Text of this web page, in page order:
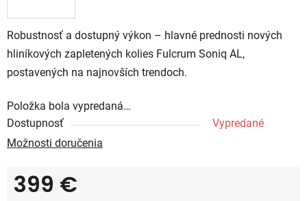
Robustnosť a dostupný výkon – hlavné prednosti nových
hliníkových zapletených kolies Fulcrum Soniq AL,
postavených na najnovších trendoch.
Položka bola vypredaná…
Dostupnosť
Vypredané
Možnosti doručenia
399 €